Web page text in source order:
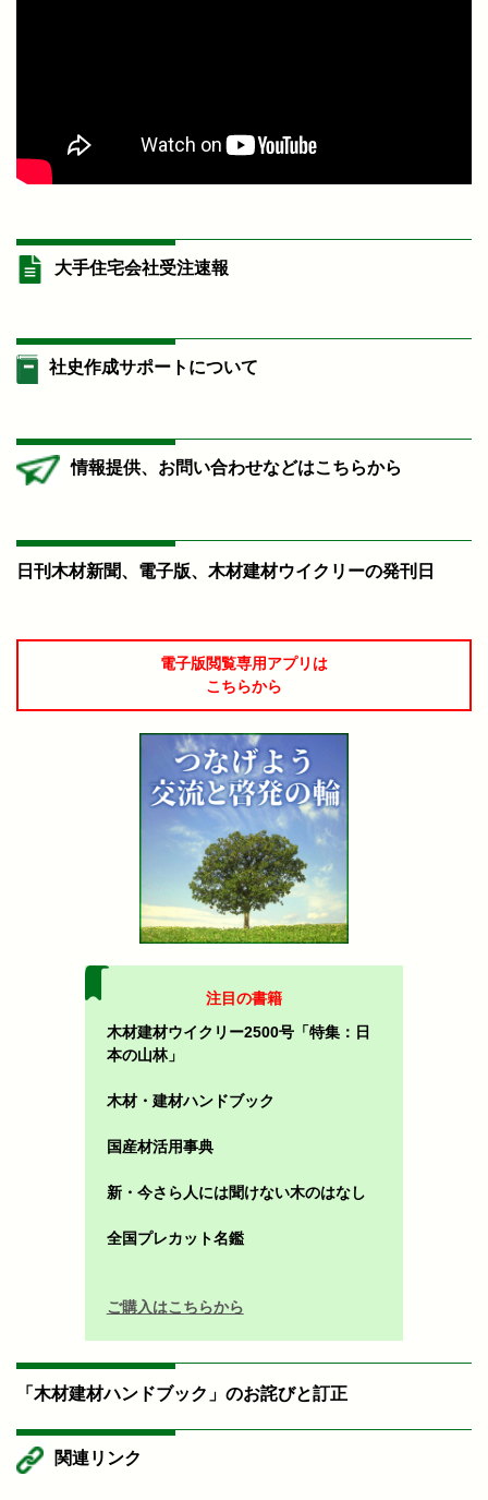
大手住宅会社受注速報
社史作成サポートについて
情報提供、お問い合わせなどはこちらから
日刊木材新聞、電子版、木材建材ウイクリーの発刊日
電子版閲覧専用アプリは
こちらから
注目の書籍
木材建材ウイクリー2500号「特集：日
本の山林」
木材・建材ハンドブック
国産材活用事典
新・今さら人には聞けない木のはなし
全国プレカット名鑑
ご購入はこちらから
「木材建材ハンドブック」のお詫びと訂正
関連リンク